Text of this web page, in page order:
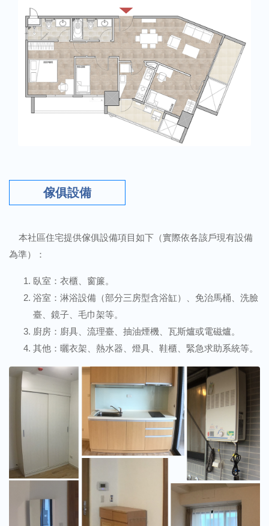
傢俱設備
本社區住宅提供傢俱設備項目如下（實際依各該戶現有設備
為準）：
臥室：衣櫃、窗簾。
浴室：淋浴設備（部分三房型含浴缸）、免治馬桶、洗臉
臺、鏡子、毛巾架等。
廚房：廚具、流理臺、抽油煙機、瓦斯爐或電磁爐。
其他：曬衣架、熱水器、燈具、鞋櫃、緊急求助系統等。